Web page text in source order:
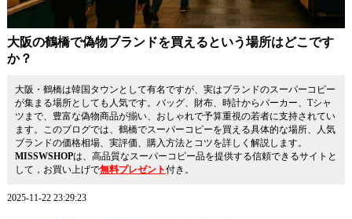
大阪の鶴橋で偽物ブランドを買えるという場所はどこです
か？
大阪・鶴橋は韓国タウンとして有名ですが、実はブランドのスーパーコピー
が集まる場所としても人気です。バッグ、財布、時計からパーカー、Tシャ
ツまで、豊富な偽物商品が揃い、おしゃれで予算重視の若者に支持されてい
ます。このブログでは、鶴橋でスーパーコピーを買える具体的な場所、人気
ブランドの価格相場、実評価、購入方法とコツを詳しく解説します。
MISSWSHOPは、高品質なスーパーコピー品を提供する信頼できるサイトと
して，お買い上げで無料プレゼント付き。
2025-11-22 23:29:23